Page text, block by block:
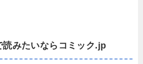
読みたいならコミック.jp